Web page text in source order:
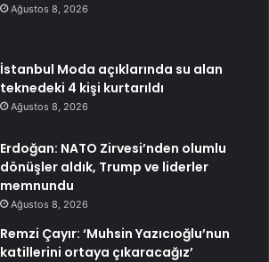
Ağustos 8, 2026
İstanbul Moda açıklarında su alan
teknedeki 4 kişi kurtarıldı
Ağustos 8, 2026
Erdoğan: NATO Zirvesi’nden olumlu
dönüşler aldık, Trump ve liderler
memnundu
Ağustos 8, 2026
Remzi Çayır: ‘Muhsin Yazıcıoğlu’nun
katillerini ortaya çıkaracağız’